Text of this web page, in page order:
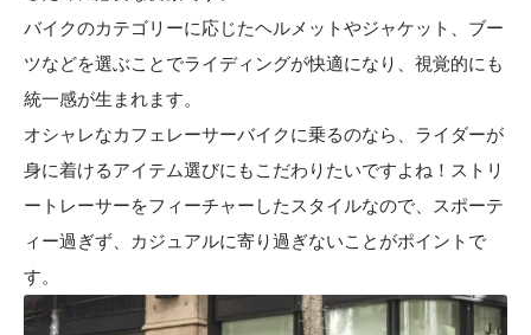
バイクのカテゴリーに応じたヘルメットやジャケット、ブー
ツなどを選ぶことでライディングが快適になり、視覚的にも
統一感が生まれます。
オシャレなカフェレーサーバイクに乗るのなら、ライダーが
身に着けるアイテム選びにもこだわりたいですよね！ストリ
ートレーサーをフィーチャーしたスタイルなので、スポーテ
ィー過ぎず、カジュアルに寄り過ぎないことがポイントで
す。